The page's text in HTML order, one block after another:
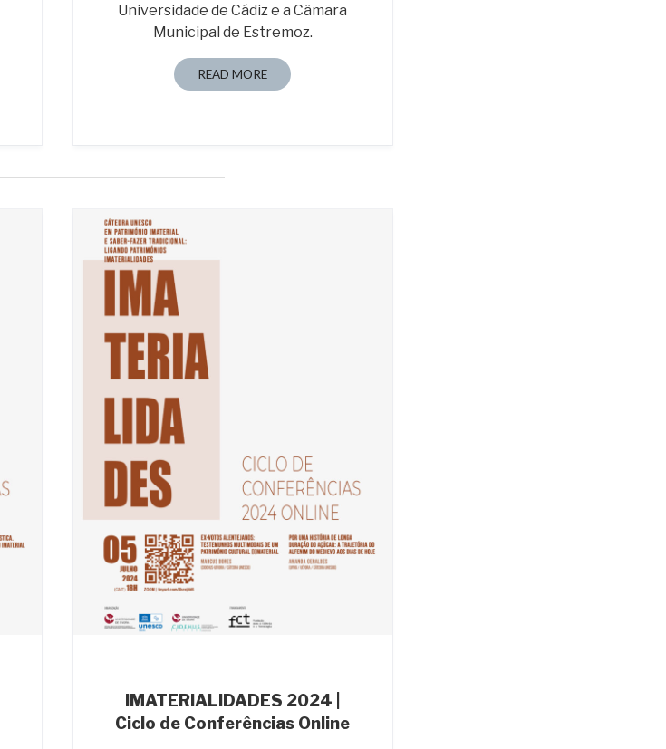
Universidade de Cádiz e a Câmara
Municipal de Estremoz.
READ MORE
IMATERIALIDADES 2024 |
Ciclo de Conferências Online